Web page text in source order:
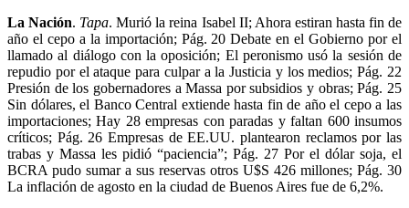
La Nación. Tapa. Murió la reina Isabel II; Ahora estiran hasta fin de
año el cepo a la importación; Pág. 20 Debate en el Gobierno por el
llamado al diálogo con la oposición; El peronismo usó la sesión de
repudio por el ataque para culpar a la Justicia y los medios; Pág. 22
Presión de los gobernadores a Massa por subsidios y obras; Pág. 25
Sin dólares, el Banco Central extiende hasta fin de año el cepo a las
importaciones; Hay 28 empresas con paradas y faltan 600 insumos
críticos; Pág. 26 Empresas de EE.UU. plantearon reclamos por las
trabas y Massa les pidió “paciencia”; Pág. 27 Por el dólar soja, el
BCRA pudo sumar a sus reservas otros U$S 426 millones; Pág. 30
La inflación de agosto en la ciudad de Buenos Aires fue de 6,2%.